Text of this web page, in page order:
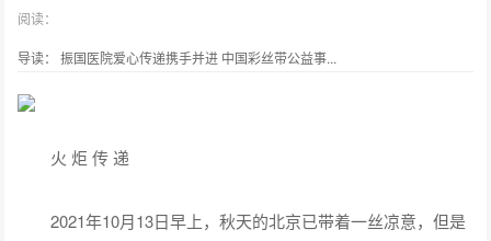
阅读：
导读： 振国医院爱心传递携手并进 中国彩丝带公益事...
火 炬 传 递
2021年10月13日早上，秋天的北京已带着一丝凉意，但是